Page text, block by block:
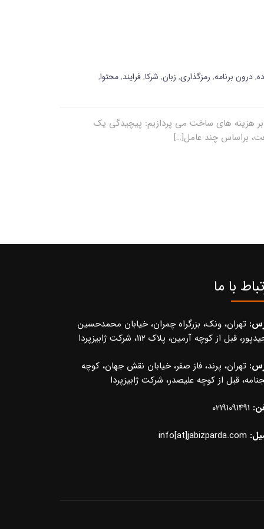
,درون برنامه, رمزگذاری, زبان, شرکا,فرایند,محتوا,
بر هزینه های ساخت می پردازیم: پیچیدگی یک
براساس چند عامل[…]
با ما
تهران، ونک، بزرگراه چمران، خیابان محمدحسین
قبل از کوچه آرمین، پلاک 112، شرکت ژابیزپردا
تهران، پرند، فاز صفر، خیابان نقش جهان، کوچه
قبل از کوچه علیصدر، شرکت ژابیزپردا
02191091491
info[at]jabizparda.com